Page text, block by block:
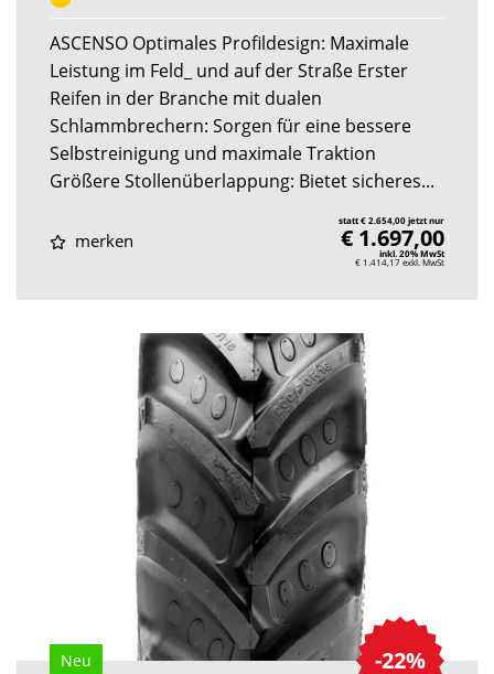
ASCENSO Optimales Profildesign: Maximale
Leistung im Feld_ und auf der Straße Erster
Reifen in der Branche mit dualen
Schlammbrechern: Sorgen für eine bessere
Selbstreinigung und maximale Traktion
Größere Stollenüberlappung: Bietet sicheres...
merken
statt € 2.654,00 jetzt nur
€ 1.697,00
inkl. 20% MwSt
€ 1.414,17exkl. MwSt
-22%
Neu